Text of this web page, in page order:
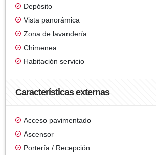
Depósito
Vista panorámica
Zona de lavandería
Chimenea
Habitación servicio
Características externas
Acceso pavimentado
Ascensor
Portería / Recepción